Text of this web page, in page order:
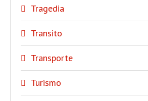
Tragedia
Transito
Transporte
Turismo